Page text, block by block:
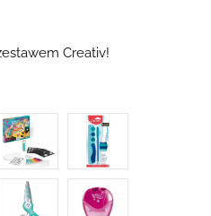
Creativ!